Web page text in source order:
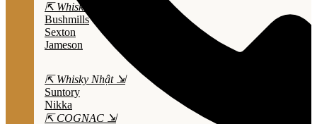
⇱ Whiskey Ailen ⇲
Bushmills
Sexton
Jameson
⇱ Whisky Nhật ⇲
Suntory
Nikka
⇱ COGNAC ⇲